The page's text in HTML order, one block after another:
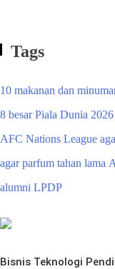
Tags
10 makanan dan
8 besar Piala Dunia 2026
AFC Nations League
agar parfum tahan lama
alumni LPDP
Bisnis Teknologi